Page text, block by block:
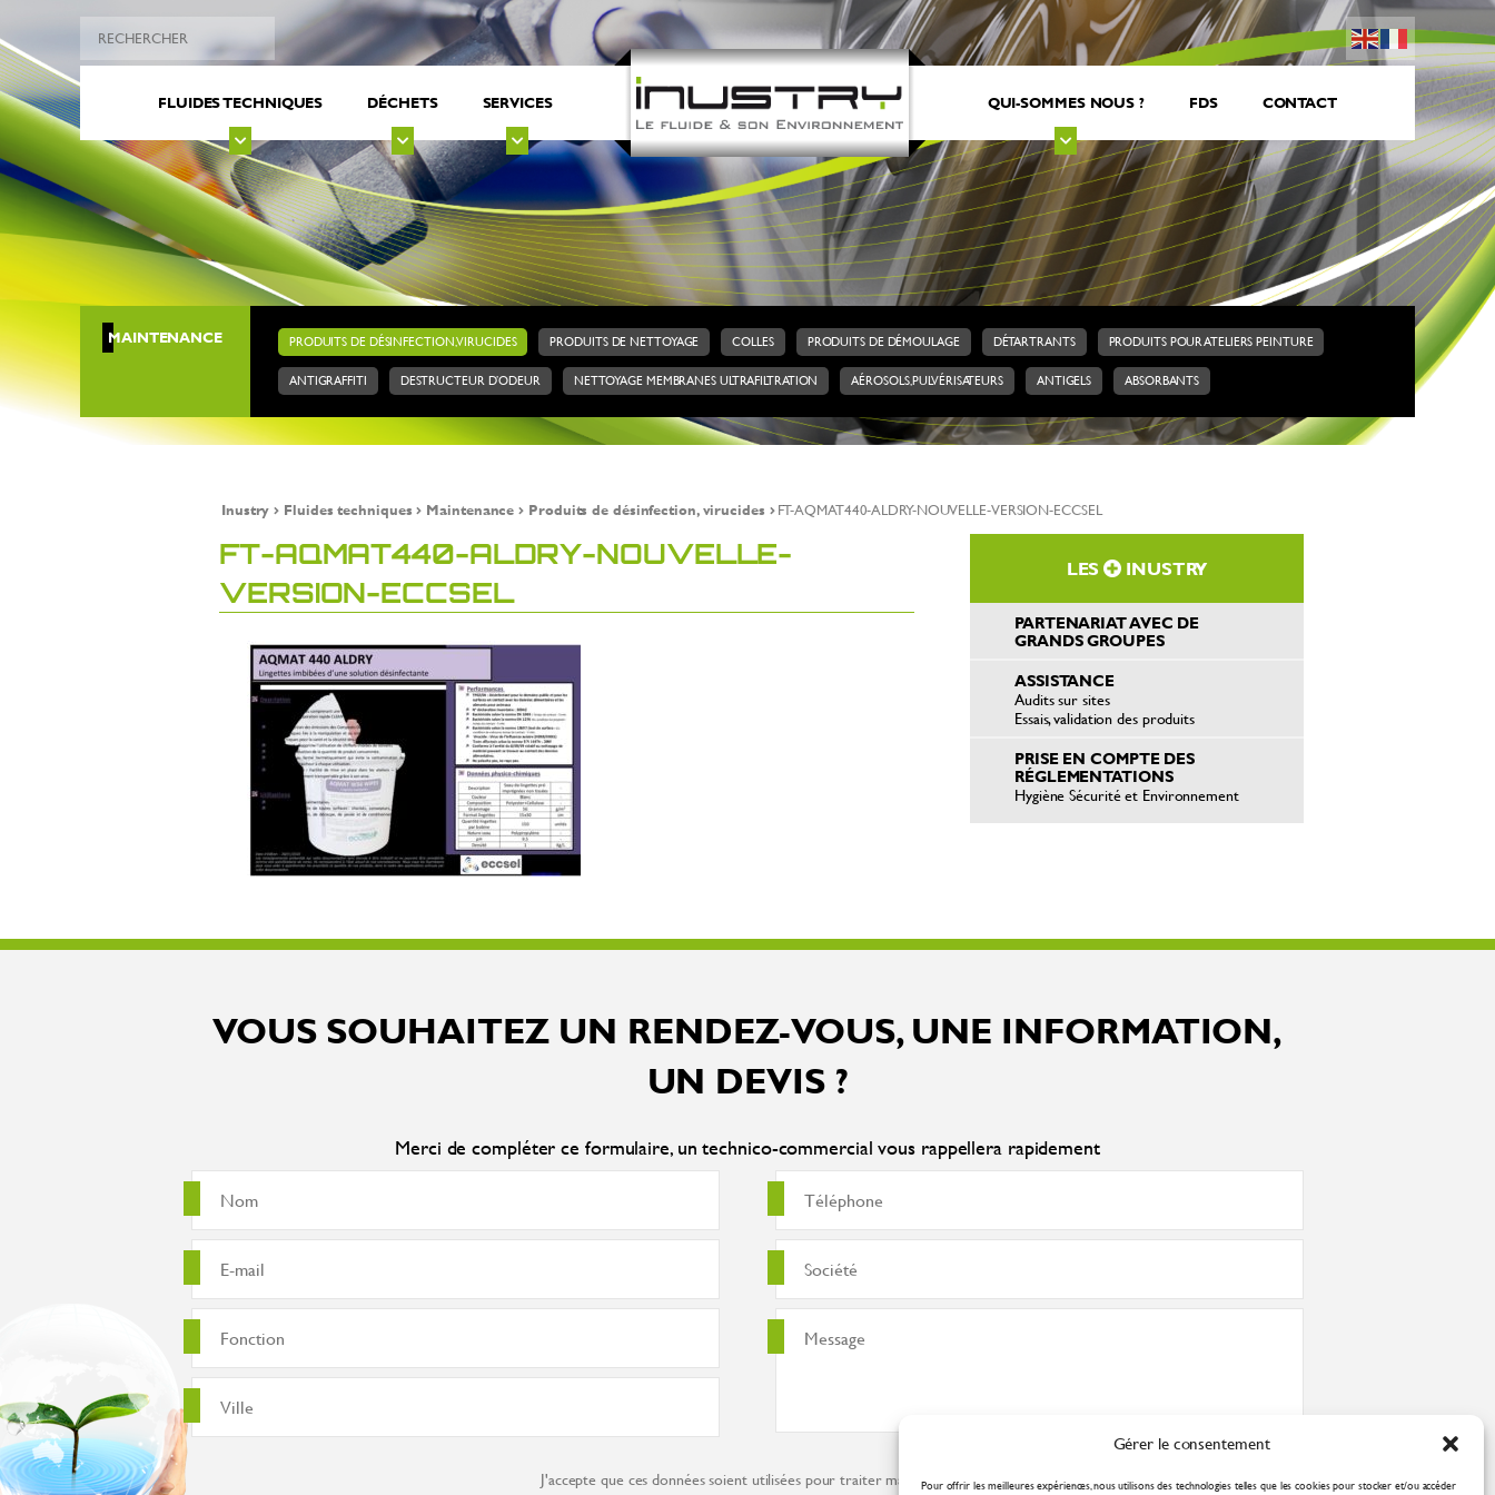
Gérer le consentement
Pour offrir les meilleures expériences, nous utilisons des technologies telles que les cookies pour stocker et/ou accéder
FLUIDES TECHNIQUES DÉCHETS SERVICES QUI-SOMMES NOUS ? FDS CONTACT
MAINTENANCE PRODUITS DE DÉSINFECTION, VIRUCIDES PRODUITS DE NETTOYAGE COLLES PRODUITS DE DÉMOULAGE DÉTARTRANTS PRODUITS POUR ATELIERS PEINTURE
ANTIGRAFFITI DESTRUCTEUR D’ODEUR NETTOYAGE MEMBRANES ULTRAFILTRATION AÉROSOLS, PULVÉRISATEURS ANTIGELS ABSORBANTS
Inustry Fluides techniques Maintenance Produits de désinfection, virucides FT-AQMAT440-ALDRY-NOUVELLE-VERSION-ECCSEL
FT-AQMAT440-ALDRY-NOUVELLE-
VERSION-ECCSEL
LES INUSTRY
PARTENARIAT AVEC DE
GRANDS GROUPES
ASSISTANCE
Audits sur sites
Essais, validation des produits
PRISE EN COMPTE DES
RÉGLEMENTATIONS
Hygiène Sécurité et Environnement
VOUS SOUHAITEZ UN RENDEZ-VOUS, UNE INFORMATION,
UN DEVIS ?
Merci de compléter ce formulaire, un technico-commercial vous rappellera rapidement
J'accepte que ces données soient utilisées pour traiter ma demande conformément à lapolitique de confidentialité